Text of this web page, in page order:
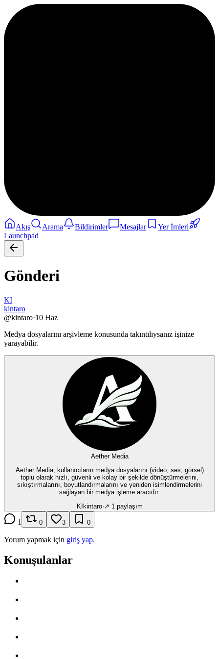
Akış Arama Bildirimler Mesajlar
Yer İmleri
Launchpad
Gönderi
KI
kintaro
@kintaro·10 Haz
Medya dosyalarını arşivleme konusunda takıntılıysanız işinize
yarayabilir.
Aether Media
Aether Media, kullanıcıların medya dosyalarını (video, ses, görsel)
toplu olarak hızlı, güvenli ve kolay bir şekilde dönüştürmelerini,
sıkıştırmalarını, boyutlandırmalarını ve yeniden isimlendirmelerini
sağlayan bir medya işleme aracıdır.
KIkintaro· ↗ 1 paylaşım
1 0 3 0
Yorum yapmak için giriş yap.
Konuşulanlar